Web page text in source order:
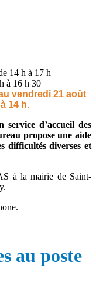
14 h à 17 h
à 16 h 30
vendredi 21 août
14 h.
d’accueil des
propose une aide
difficultés diverses et
à la mairie de Saint-
au poste